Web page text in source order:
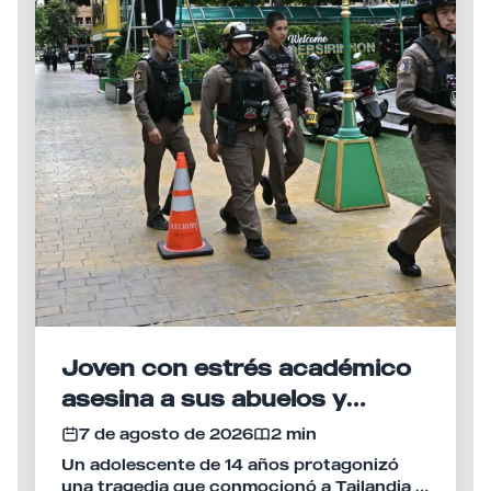
Joven con estrés académico
asesina a sus abuelos y
desata tiroteo en escuela de
Tailandia
7 de agosto de 2026
2 min
Un adolescente de 14 años protagonizó
una tragedia que conmocionó a Tailandia al